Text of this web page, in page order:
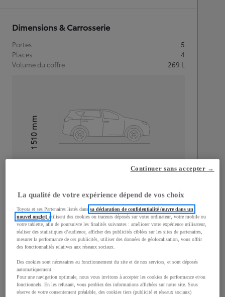
Dimensions & Carrosserie
Portes
5
Places
4
Volume du coffre
269 L
Hauteur1 510
mm
Largeur
1 740mm
Consommation mixte
La qualité de votre expérience dépend de vos choix
Toyota et ses Partenaires listés danssa déclaration de confidentialité (ouvre dans un
nouvel onglet)utilisent des cookies ou traceurs déposés sur votre ordinateur, votre mobile ou
votre tablette, afin de poursuivre les finalités suivantes : améliorer votre expérience utilisateur,
réaliser des statistiques d’audience, afficher des publicités ciblées sur les sites de partenaires,
mesurer la performance de ces publicités, utiliser des données de géolocalisation, vous offrir
des fonctionnalités relatives aux réseaux sociaux.
Des cookies sont nécessaires au fonctionnement du site et de nos services, et sont déposés
automatiquement.
Pour une navigation optimale, nous vous invitons à accepter les cookies de performance et/ou
fonctionnels. En les refusant, vous perdriez des informations affichées sur notre site. Sous
réserve de votre consentement préalable, des cookies tiers (publicité et réseaux sociaux)
Continuer sans accepter →